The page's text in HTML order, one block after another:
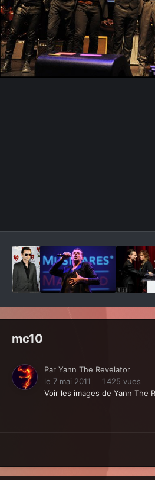
mc10
Par Yann The Revelator
le 7 mai 2011
1 425 vues
Voir les images de Yann The